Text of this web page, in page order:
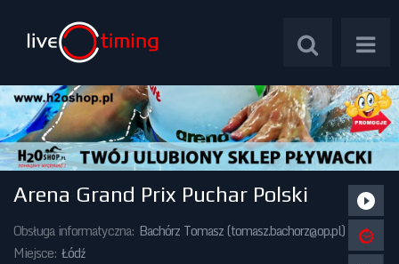
Zawody Międzynarodowe
Zawody Centralne
Arena Grand Prix Puchar Polski
Obsługa informatyczna: Bachórz Tomasz (tomasz.bachorz@op.pl)
Miejsce: Łódź